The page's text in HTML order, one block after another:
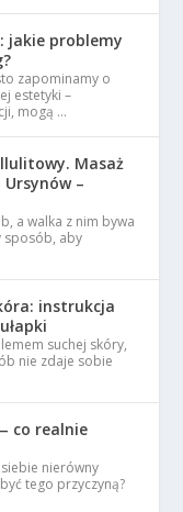
jakie problemy
zapominamy o
estetyki –
mogą …
Masaż
–
a walka z nim bywa
sposób, aby
instrukcja
suchej skóry,
nie zdaje sobie
co realnie
siebie nierówny
tego przyczyną?